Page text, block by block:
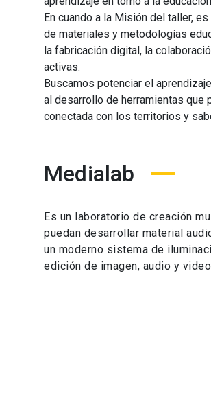
En cuando a la Misión del taller,
de materiales y metodologías
la fabricación digital, la
activas.
Buscamos potenciar el
al desarrollo de herramientas que
conectada con los territorios y
Medialab
Es un laboratorio de creación
puedan desarrollar material
un moderno sistema de
edición de imagen, audio y